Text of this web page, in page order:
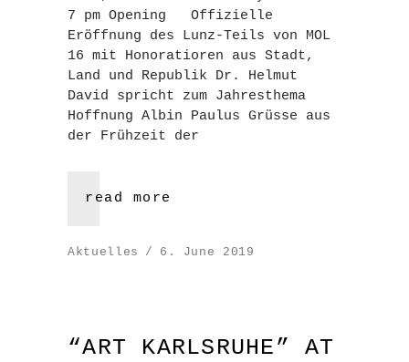
7 pm Opening Offizielle
Eröffnung des Lunz-Teils von MOL
16 mit Honoratioren aus Stadt,
Land und Republik Dr. Helmut
David spricht zum Jahresthema
Hoffnung Albin Paulus Grüsse aus
der Frühzeit der
read more
Aktuelles 6. June 2019
“ART KARLSRUHE” AT